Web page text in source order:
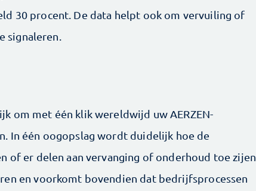
30 procent. De data helpt ook om vervuiling of
signaleren.
om met één klik wereldwijd uw AERZEN-
In één oogopslag wordt duidelijk hoe de
of er delen aan vervanging of onderhoud toe zijen.
en voorkomt bovendien dat bedrijfsprocessen